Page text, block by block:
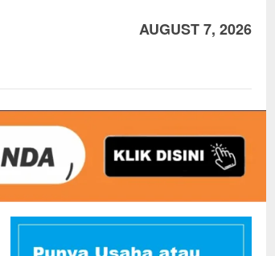
AUGUST 7, 2026